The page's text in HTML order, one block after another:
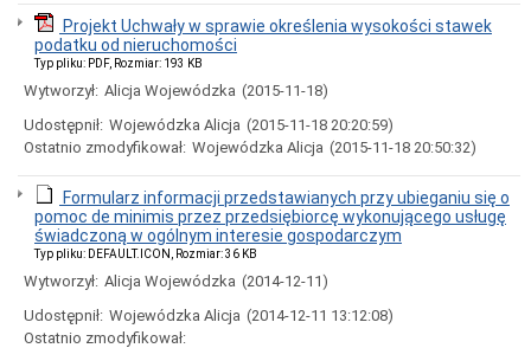
obwieszczenia
2025
roku
Ogłoszenia
obwieszczenia
w
2024
roku
Ogłoszenia
obwieszczenia
2023
roku
Projekt Uchwały w sprawie określenia wysokości stawek
podatku od nieruchomości
Typ pliku: PDF, Rozmiar: 193 KB
Wytworzył: Alicja Wojewódzka (2015-11-18)
Udostępnił: Wojewódzka Alicja (2015-11-18 20:20:59)
Ostatnio zmodyfikował: Wojewódzka Alicja (2015-11-18 20:50:32)
Formularz informacji przedstawianych przy ubieganiu się o
pomoc de minimis przez przedsiębiorcę wykonującego usługę
świadczoną w ogólnym interesie gospodarczym
Typ pliku: DEFAULT.ICON, Rozmiar: 36 KB
Wytworzył: Alicja Wojewódzka (2014-12-11)
Udostępnił: Wojewódzka Alicja (2014-12-11 13:12:08)
Ostatnio zmodyfikował: